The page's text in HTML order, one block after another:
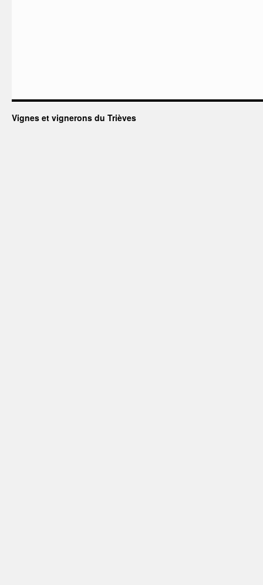
Vignes et vignerons du Trièves